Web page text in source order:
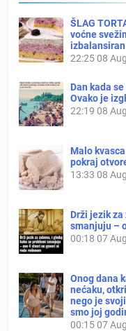
ŠLAG
voćne
22:2508
Dan kada
Ovako je
22:19 08
Malo
pokraj
13:33 08
Drži jezik
smanjuju –
00:18 07
Onog dana
nećaku,
nego je
smo joj
00:1507